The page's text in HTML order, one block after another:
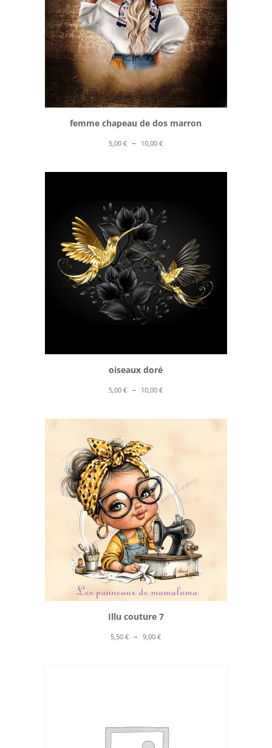
femme chapeau de dos marron
5,00€ – 10,00€Plage
prix :
10,00 €
oiseaux doré
5,00€ – 10,00€Plage
prix :
Illu couture 7
5,50€ – 9,00€Plage